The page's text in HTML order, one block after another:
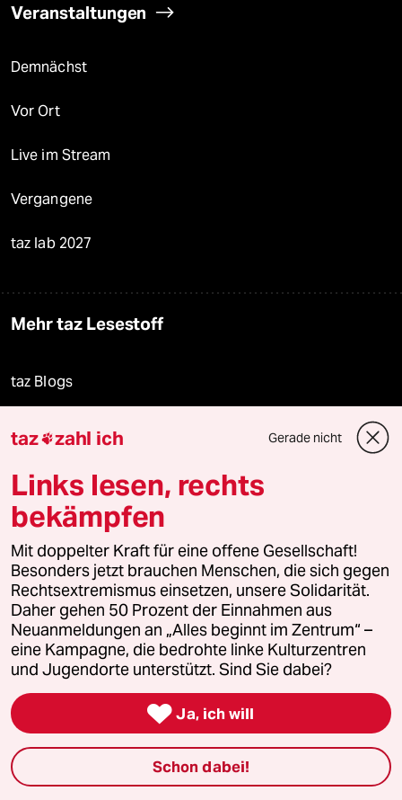
Veranstaltungen
Demnächst
Vor Ort
Live im Stream
Vergangene
taz lab 2027
Mehr taz Lesestoff
taz Blogs
taz Archiv
Mehr taz Angebote
Reisen
Kantine
Anzeigen
taz zahl ich Gerade nicht
Links lesen, rechts
bekämpfen
Mit doppelter Kraft für eine offene Gesellschaft!
Besonders jetzt brauchen Menschen, die sich gegen
Rechtsextremismus einsetzen, unsere Solidarität.
Daher gehen 50 Prozent der Einnahmen aus
Neuanmeldungen an „Alles beginnt im Zentrum“ –
eine Kampagne, die bedrohte linke Kulturzentren
und Jugendorte unterstützt. Sind Sie dabei?
 Ja, ich will
Schon dabei!